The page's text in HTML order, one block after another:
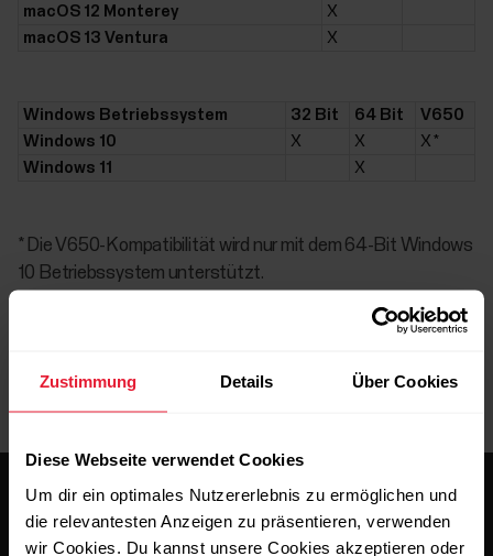
Zustimmung Details Über Cookies
Diese Webseite verwendet Cookies
Um dir ein optimales Nutzererlebnis zu ermöglichen und
die relevantesten Anzeigen zu präsentieren, verwenden
wir Cookies. Du kannst unsere Cookies akzeptieren oder
macOS 12 Monterey
X
macOS 13 Ventura
X
Windows Betriebssystem 32 Bit 64 Bit
V650
Windows 10
X X
X *
Windows 11
X
* Die V650-Kompatibilität wird nur mit dem 64-Bit Windows
10 Betriebssystem unterstützt.